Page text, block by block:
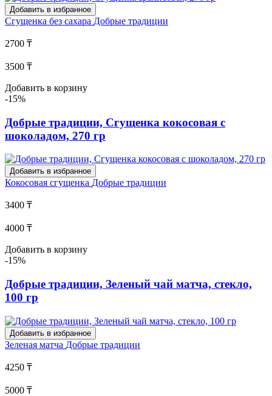
Добавить в избранное
Сгущенка без сахара Добрые традиции
2700 ₸
3500 ₸
Добавить в корзину
-15%
Добрые традиции, Сгущенка кокосовая с
шоколадом, 270 гр
Добавить в избранное
Кокосовая сгущенка Добрые традиции
3400 ₸
4000 ₸
Добавить в корзину
-15%
Добрые традиции, Зеленый чай матча, стекло,
100 гр
Добавить в избранное
Зеленая матча Добрые традиции
4250 ₸
5000 ₸